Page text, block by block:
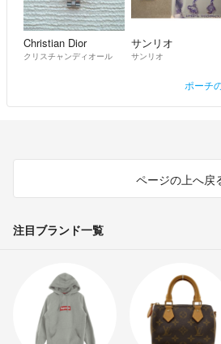
Christian Dior
クリスチャンディオール
サンリオ
サンリオ
ポーチ
ページの上へ戻
注目ブランド一覧